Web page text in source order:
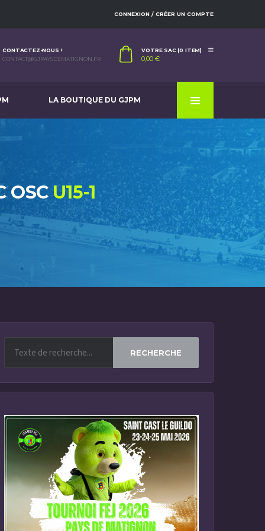
CONNEXION / CRÉER UN COMPTE
CONTACTEZ-NOUS !
CONTACT@GJPAYSDEMATIGNON.FR
VOTRE SAC (0 ITEM)
0,00€
LA BOUTIQUE DU GJPM
OSCU15-1
RECHERCHE